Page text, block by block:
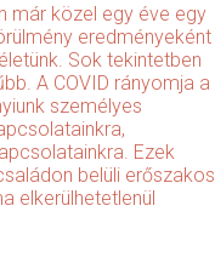
már közel egy éve egy
eredményeként
Sok tekintetben
A COVID rányomja a
személyes
Ezek
belüli erőszakos
elkerülhetetlenül